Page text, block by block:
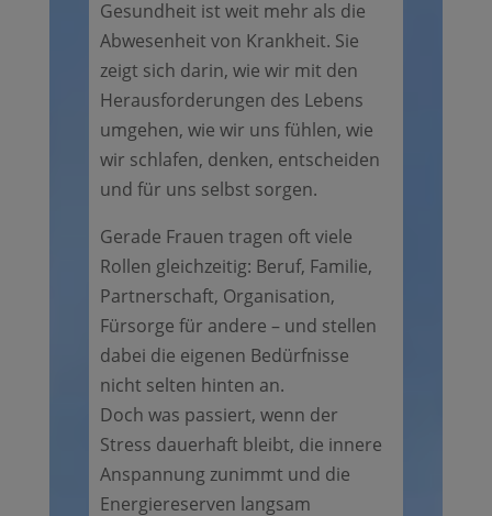
Gesundheit ist weit mehr als die
Abwesenheit von Krankheit. Sie
zeigt sich darin, wie wir mit den
Herausforderungen des Lebens
umgehen, wie wir uns fühlen, wie
wir schlafen, denken, entscheiden
und für uns selbst sorgen.
Gerade Frauen tragen oft viele
Rollen gleichzeitig: Beruf, Familie,
Partnerschaft, Organisation,
Fürsorge für andere – und stellen
dabei die eigenen Bedürfnisse
nicht selten hinten an.
Doch was passiert, wenn der
Stress dauerhaft bleibt, die innere
Anspannung zunimmt und die
Energiereserven langsam